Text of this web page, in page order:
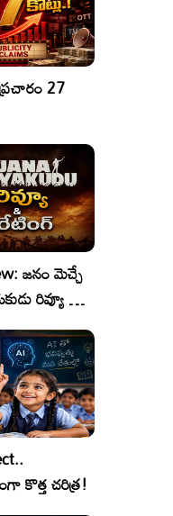
27
జనం మెచ్చే
రివ్యూ &
కొత్త చరిత్ర!